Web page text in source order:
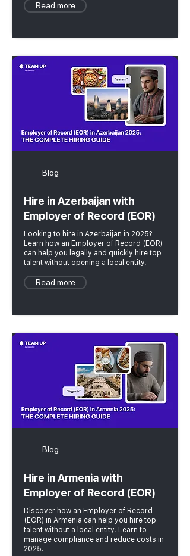
Read more
Blog
Hire in Azerbaijan with
Employer of Record (EOR)
Looking to hire in Azerbaijan in 2025?
Learn how an Employer of Record (EOR)
can help you legally and quickly hire top
talent without opening a local entity.
Read more
Blog
Hire in Armenia with
Employer of Record (EOR)
Discover how an Employer of Record
(EOR) in Armenia can help you hire top
talent without a local entity. Learn to
manage compliance and reduce costs in
2025.